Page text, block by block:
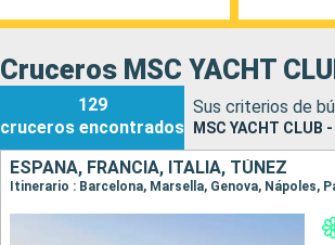
Cruceros MSC YACHT
129
cruceros encontrados
Sus criterios de
MSC YACHT CLUB
ESPAÑA, FRANCIA, ITALIA, TÚNEZ
Itinerario : Barcelona, Marsella, Genova, Nápoles,